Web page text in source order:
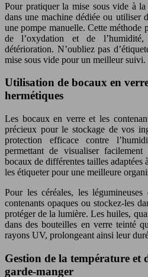
Pour pratiquer la mise sous vide à
dans une machine dédiée ou utiliser
une pompe manuelle. Cette méthode
de l’oxydation et de
détérioration. N’oubliez pas
mise sous vide pour un meilleur suivi.
Utilisation de bocaux en
hermétiques
Les bocaux en verre et les
précieux pour le stockage de vos
protection efficace contre
permettant de visualiser
bocaux de différentes tailles adaptées
les étiqueter pour une meilleure
Pour les céréales, les
contenants opaques ou stockez-les
protéger de la lumière. Les huiles,
dans des bouteilles en verre teinté
rayons UV, prolongeant ainsi leur
Gestion de la température et
garde-manger